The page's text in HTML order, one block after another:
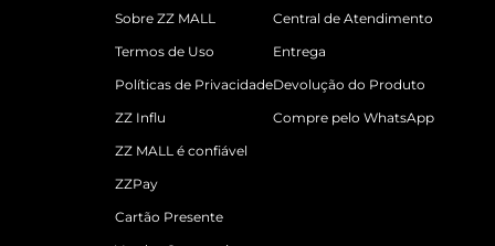
Sobre ZZ MALL
Termos de Uso
Políticas de Privacidade
ZZ Influ
ZZ MALL é confiável
ZZPay
Cartão Presente
Central de Atendimento
Entrega
Devolução do Produto
Compre pelo WhatsApp